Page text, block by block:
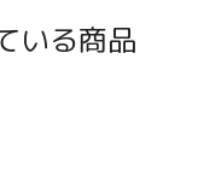
いる商品